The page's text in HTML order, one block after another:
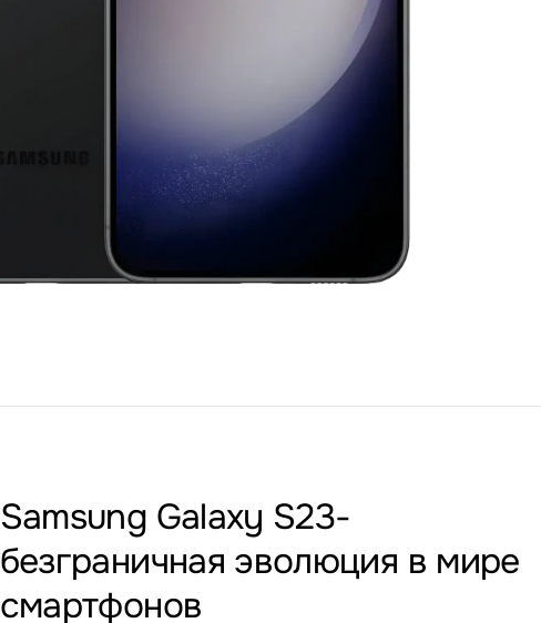
Samsung Galaxy S23-
безграничная эволюция в мире
смартфонов